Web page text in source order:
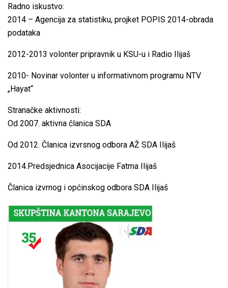
Radno iskustvo:
2014 – Agencija za statistiku, projket POPIS 2014-obrada
podataka
2012-2013 volonter pripravnik u KSU-u i Radio Ilijaš
2010- Novinar volonter u informativnom programu NTV
„Hayat“
Stranačke aktivnosti:
Od 2007. aktivna članica SDA
Od 2012. Članica izvrsnog odbora AŽ SDA Ilijaš
2014.Predsjednica Asocijacije Fatma Ilijaš
Članica izvrnog i općinskog odbora SDA Ilijaš